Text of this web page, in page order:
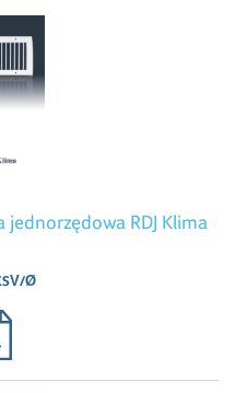
RDJ Klima
Ø